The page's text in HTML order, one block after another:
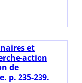
et
action
de
p. 235-239.